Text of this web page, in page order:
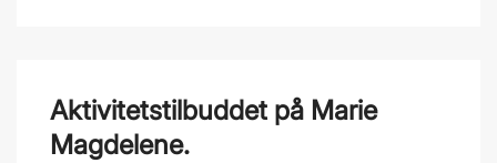
Aktivitetstilbuddet på Marie
Magdelene.